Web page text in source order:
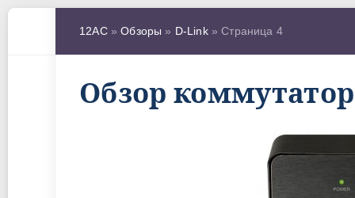
12AC»Обзоры » D-Link» Страница 4
Обзор